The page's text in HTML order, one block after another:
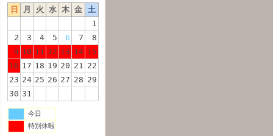
日
月 火 水 木 金 土
1
2
3 4 5 6 7
8
9 10 11 12 13 14 15
16 17 18 19 20 21 22
23 24 25 26 27 28 29
30 31
今日
特別休暇